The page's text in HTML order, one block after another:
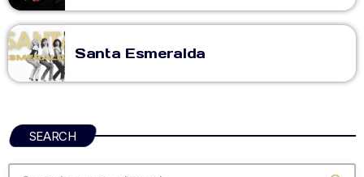
Santa Esmeralda
SEARCH